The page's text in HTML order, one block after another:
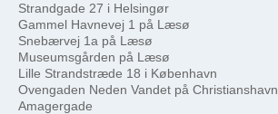
Strandgade 27 i Helsingør
Gammel Havnevej 1 på Læsø
Snebærvej 1a på Læsø
Museumsgården på Læsø
Lille Strandstræde 18 i København
Ovengaden Neden Vandet på Christianshavn
Amagergade